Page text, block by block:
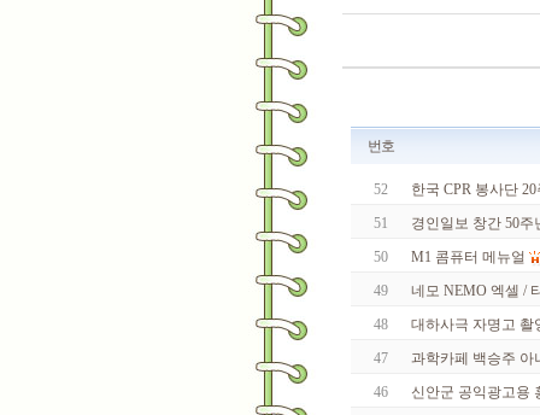
번호
52
한국 CPR 봉사단
51
경인일보 창간 50주
50
M1 콤퓨터 메뉴얼
49
네모 NEMO 엑셀 /
48
대하사극 자명고 촬
47
과학카페 백승주 아
46
신안군 공익광고용